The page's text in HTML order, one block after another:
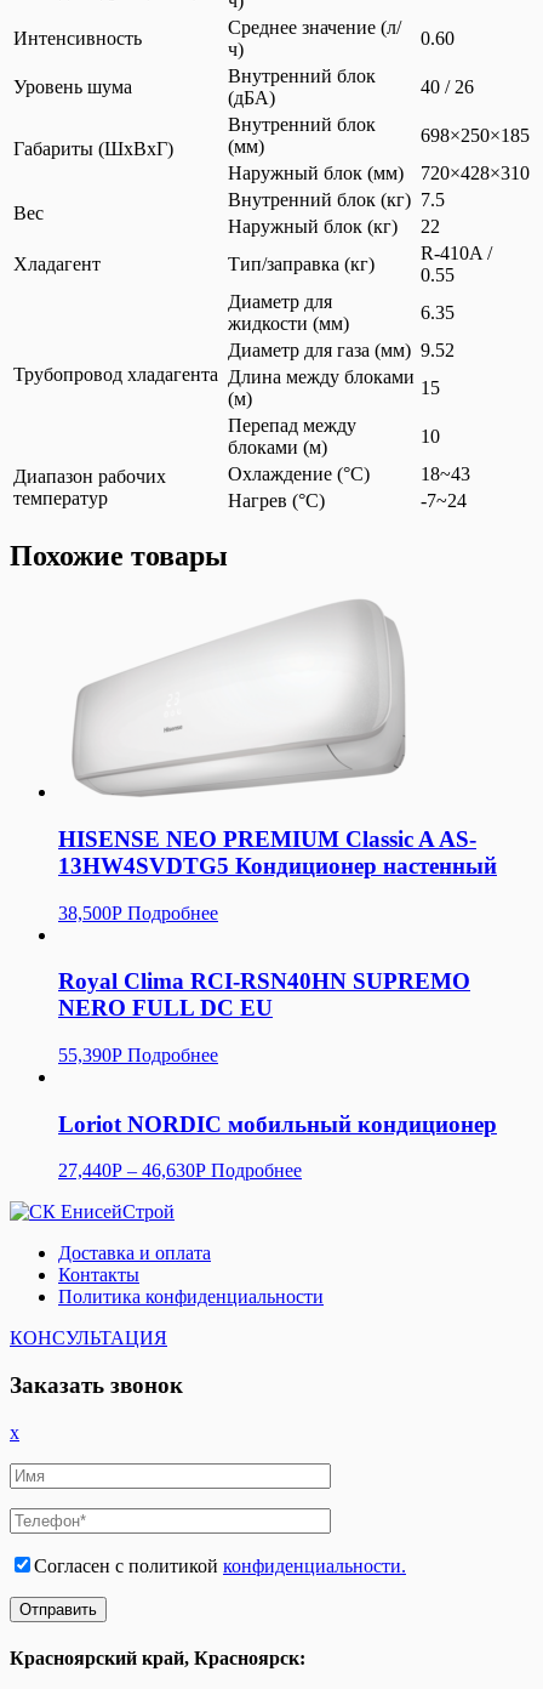
Интенсивность
Среднее значение (л/
ч)
0.60
Уровень шума
Внутренний блок
(дБА)
40 / 26
Габариты (ШхВхГ)
Внутренний блок
(мм)
698×250×185
Наружный блок (мм)
720×428×310
Вес
Внутренний блок (кг) 7.5
Наружный блок (кг)
22
Хладагент
Тип/заправка (кг)
R-410A /
0.55
Трубопровод хладагента
Диаметр для
жидкости (мм)
6.35
Диаметр для газа (мм) 9.52
Длина между блоками
(м)
15
Перепад между
блоками (м)
10
Диапазон рабочих
температур
Охлаждение (°C)
18~43
Нагрев (°C)
-7~24
Похожие товары
HISENSE NEO PREMIUM Classic A AS-
13HW4SVDTG5 Кондиционер настенный
38,500Р Подробнее
Royal Clima RCI-RSN40HN SUPREMO
NERO FULL DC EU
55,390Р Подробнее
Loriot NORDIC мобильный кондиционер
27,440Р – 46,630Р Подробнее
Доставка и оплата
Контакты
Политика конфиденциальности
КОНСУЛЬТАЦИЯ
Заказать звонок
x
Согласен с политикой конфиденциальности.
Красноярский край, Красноярск: